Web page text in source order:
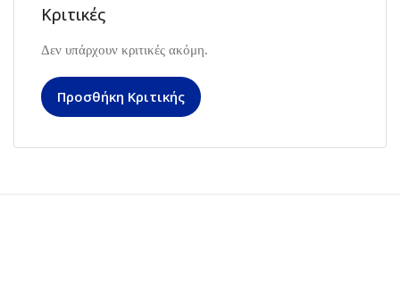
Κριτικές
Δεν υπάρχουν κριτικές ακόμη.
Προσθήκη Κριτικής